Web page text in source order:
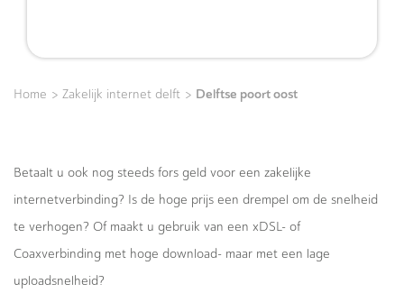
Home > Zakelijk internet delft > Delftse poort oost
Betaalt u ook nog steeds fors geld voor een zakelijke
internetverbinding? Is de hoge prijs een drempel om de snelheid
te verhogen? Of maakt u gebruik van een xDSL- of
Coaxverbinding met hoge download- maar met een lage
uploadsnelheid?